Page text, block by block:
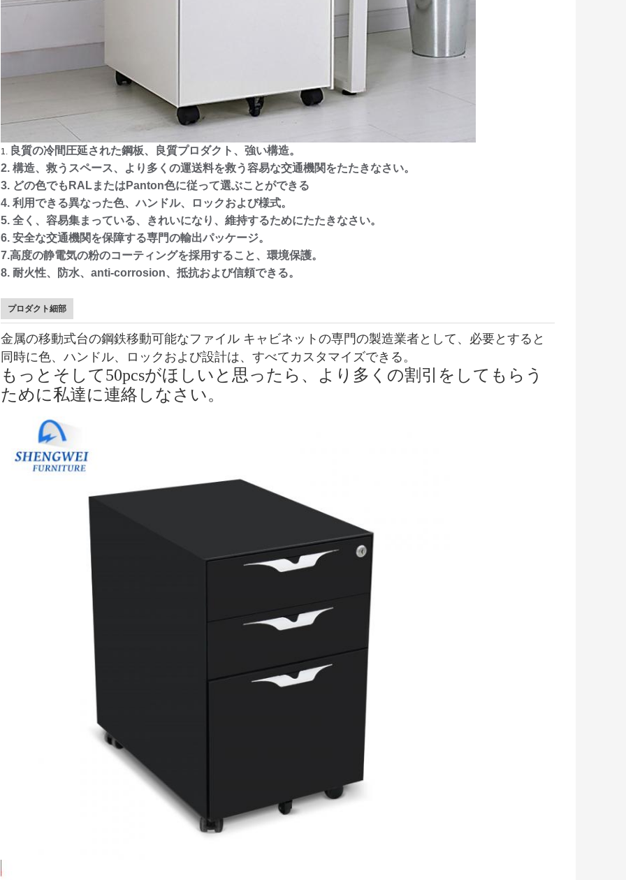
1. 良質の冷間圧延された鋼板、良質プロダクト、強い構造。
2. 構造、救うスペース、より多くの運送料を救う容易な交通機関をたたきなさい。
3. どの色でもRALまたはPanton色に従って選ぶことができる
4. 利用できる異なった色、ハンドル、ロックおよび様式。
5. 全く、容易集まっている、きれいになり、維持するためにたたきなさい。
6. 安全な交通機関を保障する専門の輸出パッケージ。
7.高度の静電気の粉のコーティングを採用すること、環境保護。
8. 耐火性、防水、anti-corrosion、抵抗および信頼できる。
プロダクト細部
金属の移動式台の鋼鉄移動可能なファイル キャビネットの専門の製造業者として、必要とすると
同時に色、ハンドル、ロックおよび設計は、すべてカスタマイズできる。
もっとそして50pcsがほしいと思ったら、より多くの割引をしてもらう
ために私達に連絡しなさい。